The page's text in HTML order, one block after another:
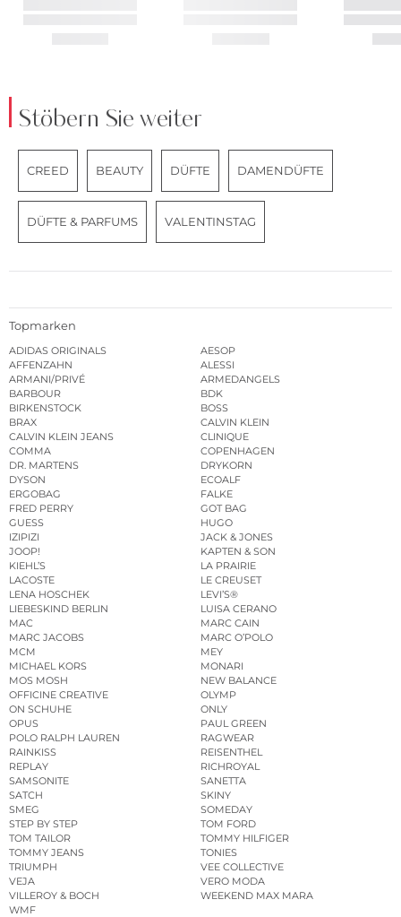
Stöbern Sie weiter
CREED BEAUTY DÜFTE DAMENDÜFTE
DÜFTE & PARFUMS VALENTINSTAG
Topmarken
ADIDAS ORIGINALS
AESOP
AFFENZAHN
ALESSI
ARMANI/PRIVÉ
ARMEDANGELS
BARBOUR
BDK
BIRKENSTOCK
BOSS
BRAX
CALVIN KLEIN
CALVIN KLEIN JEANS
CLINIQUE
COMMA
COPENHAGEN
DR. MARTENS
DRYKORN
DYSON
ECOALF
ERGOBAG
FALKE
FRED PERRY
GOT BAG
GUESS
HUGO
IZIPIZI
JACK & JONES
JOOP!
KAPTEN & SON
KIEHL’S
LA PRAIRIE
LACOSTE
LE CREUSET
LENA HOSCHEK
LEVI’S®
LIEBESKIND BERLIN
LUISA CERANO
MAC
MARC CAIN
MARC JACOBS
MARC O’POLO
MCM
MEY
MICHAEL KORS
MONARI
MOS MOSH
NEW BALANCE
OFFICINE CREATIVE
OLYMP
ON SCHUHE
ONLY
OPUS
PAUL GREEN
POLO RALPH LAUREN
RAGWEAR
RAINKISS
REISENTHEL
REPLAY
RICHROYAL
SAMSONITE
SANETTA
SATCH
SKINY
SMEG
SOMEDAY
STEP BY STEP
TOM FORD
TOM TAILOR
TOMMY HILFIGER
TOMMY JEANS
TONIES
TRIUMPH
VEE COLLECTIVE
VEJA
VERO MODA
VILLEROY & BOCH
WEEKEND MAX MARA
WMF